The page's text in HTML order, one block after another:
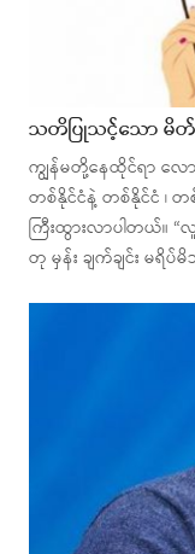
သတိပြုသင့်သော မိ
ကျွန်မတို့နေထိုင်ရာ လေ
တစ်နိုင်ငံနဲ့ တစ်နိုင်ငံ ၊
ကြီးထွားလာပါတယ်။
တု မှန်း ချက်ချင်း မရိ